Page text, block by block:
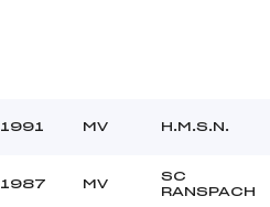
1991 MV H.M.S.N.
1987 MV
SC
RANSPACH